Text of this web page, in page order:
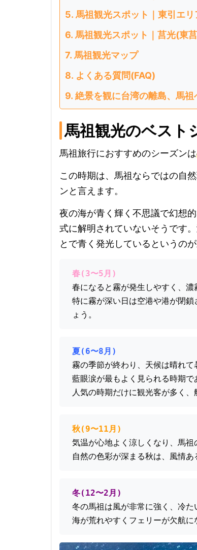
馬祖観光スポット｜東引エリ
馬祖観光スポット｜莒光(東
馬祖観光マップ
よくある質問(FAQ)
絶景を観に台湾の離島、馬祖
馬祖観光のベスト
馬祖旅行におすすめのシーズンは
この時期は、馬祖ならではの自
ンと言えます。
夜の海が青く輝く不思議で幻想
式に解明されていないそうです
とで青く発光しているというのが
春(3〜5月)
春になると霧が発生しやすく、濃
特に霧が深い日は空港や港が閉
ょう。
夏(6〜8月)
霧の季節が終わり、天候は晴れて
藍眼涙が最もよく見られる時期で
人気の時期だけに観光客が多く
秋(9〜11月)
気温が心地よく涼しくなり、馬祖
自然の色彩が深まる秋は、風情あ
冬(12〜2月)
冬の馬祖は風が非常に強く、冷た